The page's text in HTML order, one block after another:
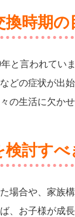
換時期の
と言われてい
どの症状が出
の生活に欠か
討すべ
場合や、家族
、お子様が成